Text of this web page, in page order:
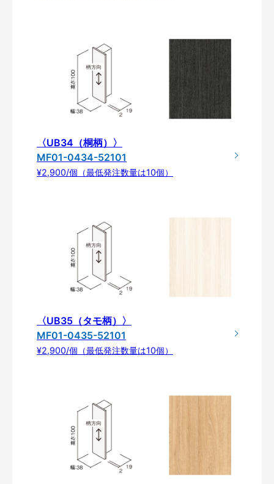
〈UB34（桐柄）〉
MF01-0434-52101
¥2,900/個（最低発注数量は10個）
〈UB35（タモ柄）〉
MF01-0435-52101
¥2,900/個（最低発注数量は10個）